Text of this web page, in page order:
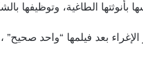
بأنوثتها الطاغية، وتوظيفها
بعد فيلمها “واحد صحيح”